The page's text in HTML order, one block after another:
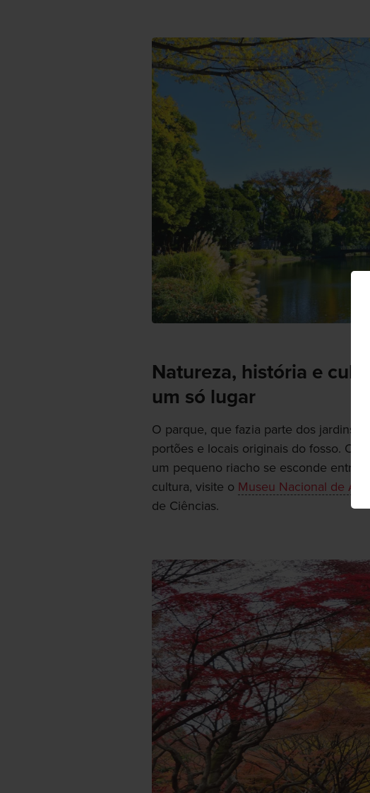
Natureza, história e
um só lugar
O parque, que fazia parte dos jardins do
portões e locais originais do fosso. O
um pequeno riacho se esconde entre
cultura, visite o Museu Nacional de
de Ciências.